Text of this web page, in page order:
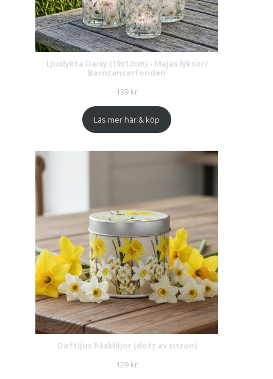
Ljuslykta Daisy (10x12cm) - Majas lyktor/
Barncancerfonden
139 kr
Läs mer här & köp
Doftljus Påskliljor (doft av citron)
129 kr